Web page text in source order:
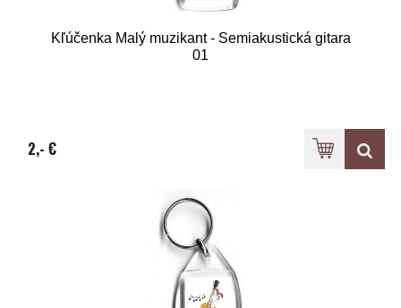
Kľúčenka Malý muzikant - Semiakustická gitara
01
2,- €